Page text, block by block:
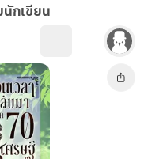
นักเขียน